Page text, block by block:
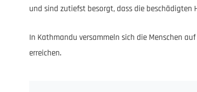
und sind zutiefst besorgt, dass die beschädigten
In Kathmandu versammeln sich die Menschen
erreichen.